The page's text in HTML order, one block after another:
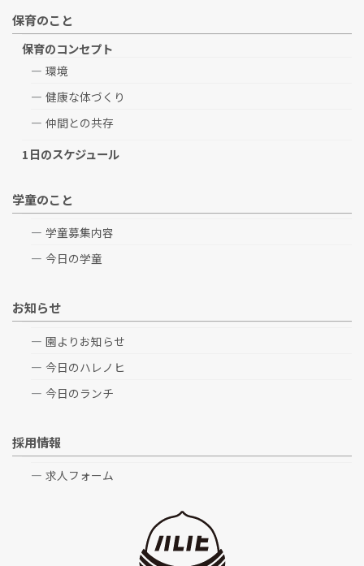
保育のこと
保育のコンセプト
環境
健康な体づくり
仲間との共存
1日のスケジュール
学童のこと
学童募集内容
今日の学童
お知らせ
園よりお知らせ
今日のハレノヒ
今日のランチ
採用情報
求人フォーム